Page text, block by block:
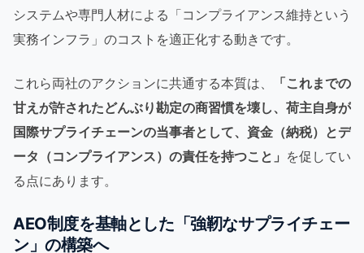
システムや専門人材による「コンプライアンス維持という
実務インフラ」のコストを適正化する動きです。
これら両社のアクションに共通する本質は、
「これまでの
甘えが許されたどんぶり勘定の商習慣を壊し、荷主自身が
国際サプライチェーンの当事者として、資金（納税）とデ
ータ（コンプライアンス）の責任を持つこと」
を促してい
る点にあります。
AEO制度を基軸とした「強靭なサプライチェー
ン」の構築へ